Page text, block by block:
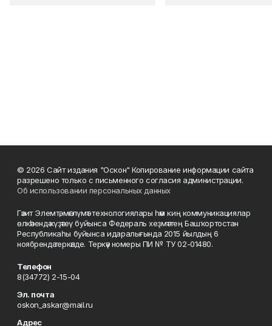
© 2026 Сайт издания "Оскон" Копирование информации сайта
разрешено только с письменного согласия администрации.
Об использовании персональных данных
Гәзит Элемтә, мәғлүмәт технологиялары һәм киң коммуникациялар
өлкәһендә күҙәтеү буйынса Федераль хеҙмәттең Башҡортостан
Республикаһы буйынса идаралығында 2015 йылдың 6
ноябрендә теркәлде. Теркәү номеры ПИ № ТУ 02-01480.
Телефон
8(34772) 2-15-04
Эл. почта
oskon_askar@mail.ru
Адрес